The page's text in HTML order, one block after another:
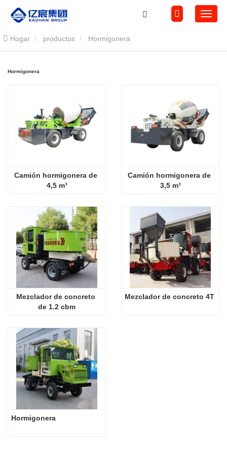
Hogar productos Hormigonera
Hormigonera
Camión hormigonera de
4,5 m³
Camión hormigonera de
3,5 m³
Mezclador de concreto
de 1.2 cbm
Mezclador de concreto 4T
Hormigonera